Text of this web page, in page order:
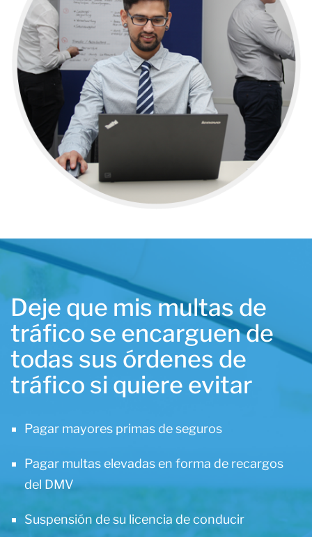
Deje que mis multas de
tráfico se encarguen de
todas sus órdenes de
tráfico si quiere evitar
Pagar mayores primas de seguros
Pagar multas elevadas en forma de recargos
del DMV
Suspensión de su licencia de conducir